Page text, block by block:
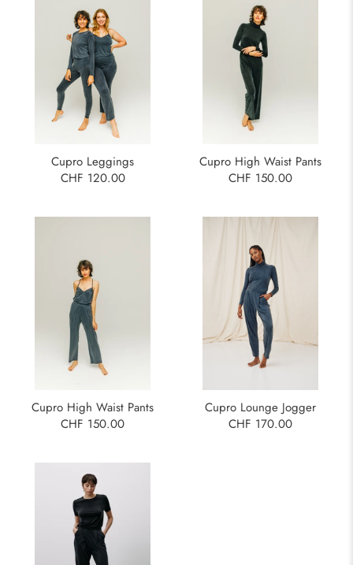
Cupro Leggings
CHF 120.00
Cupro High Waist Pants
CHF 150.00
Cupro High Waist Pants
CHF 150.00
Cupro Lounge Jogger
CHF 170.00